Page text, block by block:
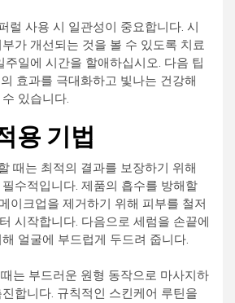
럴 사용 시 일관성이 중요합니다. 시
가 개선되는 것을 볼 수 있도록 치료
주일에 시간을 할애하십시오. 다음 팁
효과를 극대화하고 빛나는 건강해
있습니다.
용 기법
때는 최적의 결과를 보장하기 위해
수적입니다. 제품의 흡수를 방해할
이크업을 제거하기 위해 피부를 철저
시작합니다. 다음으로 세럼을 손끝에
얼굴에 부드럽게 두드려 줍니다.
는 부드러운 원형 동작으로 마사지하
합니다. 규칙적인 스킨케어 루틴을